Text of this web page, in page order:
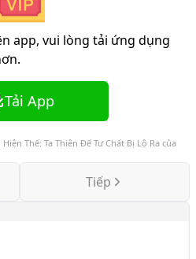
app, vui lòng tải ứng dụng
Tải App
Thế: Ta Thiên Đế Tư Chất Bị Lộ Ra của
Tiếp